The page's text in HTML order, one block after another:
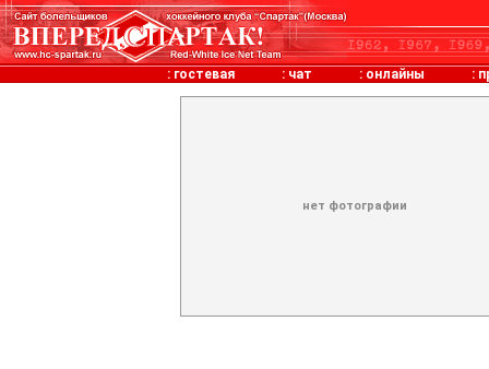
: гостевая : чат : онлайны :
нет фотографии